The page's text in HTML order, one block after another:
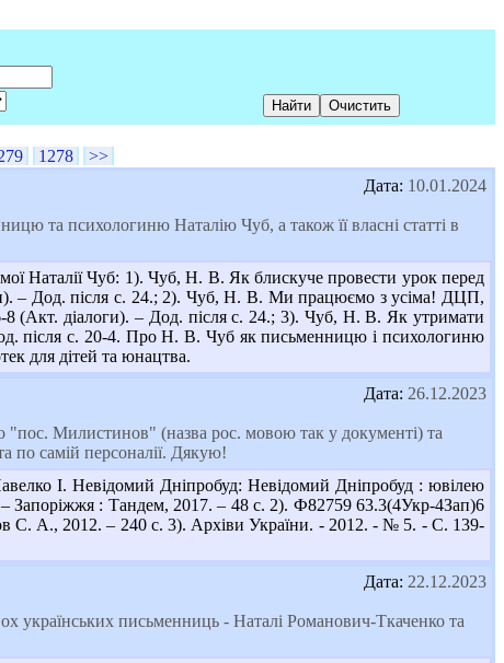
1278
>>
Дата: 10.01.2024
та психологиню Наталію Чуб, а також її власні статті в
Наталії Чуб: 1). Чуб, Н. В. Як блискуче провести урок перед
– Дод. після с. 24.; 2). Чуб, Н. В. Ми працюємо з усіма! ДЦП,
діалоги). – Дод. після с. 24.; 3). Чуб, Н. В. Як утримати
після с. 20-4. Про Н. В. Чуб як письменницю і психологиню
для дітей та юнацтва.
Дата: 26.12.2023
"пос. Милистинов" (назва рос. мовою так у документі) та
по самій персоналії. Дякую!
І. Невідомий Дніпробуд: Невідомий Дніпробуд : ювілею
– Запоріжжя : Тандем, 2017. – 48 с. 2). Ф82759 63.3(4Укр-4Зап)6
А., 2012. – 240 с. 3). Архіви України. - 2012. - № 5. - С. 139-
Дата: 22.12.2023
українських письменниць - Наталі Романович-Ткаченко та